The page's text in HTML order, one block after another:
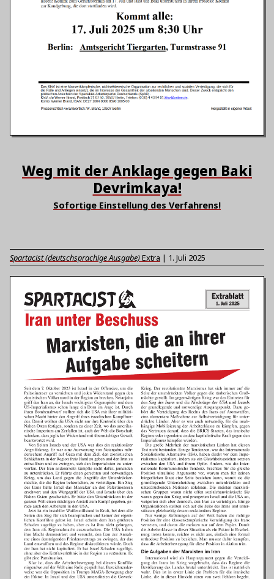
Weg mit der Anklage gegen Baki
Devrimkaya!
Sofortige Einstellung des Verfahrens!
Spartacist (deutschsprachige Ausgabe)Extra | 1. Juli 2025